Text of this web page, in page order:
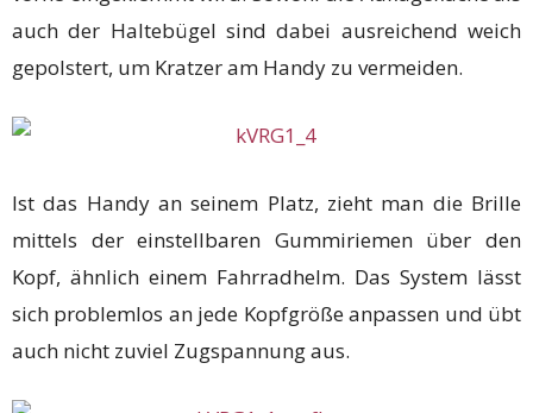
auch der Haltebügel sind dabei ausreichend weich
gepolstert, um Kratzer am Handy zu vermeiden.
Ist das Handy an seinem Platz, zieht man die Brille
mittels der einstellbaren Gummiriemen über den
Kopf, ähnlich einem Fahrradhelm. Das System lässt
sich problemlos an jede Kopfgröße anpassen und übt
auch nicht zuviel Zugspannung aus.